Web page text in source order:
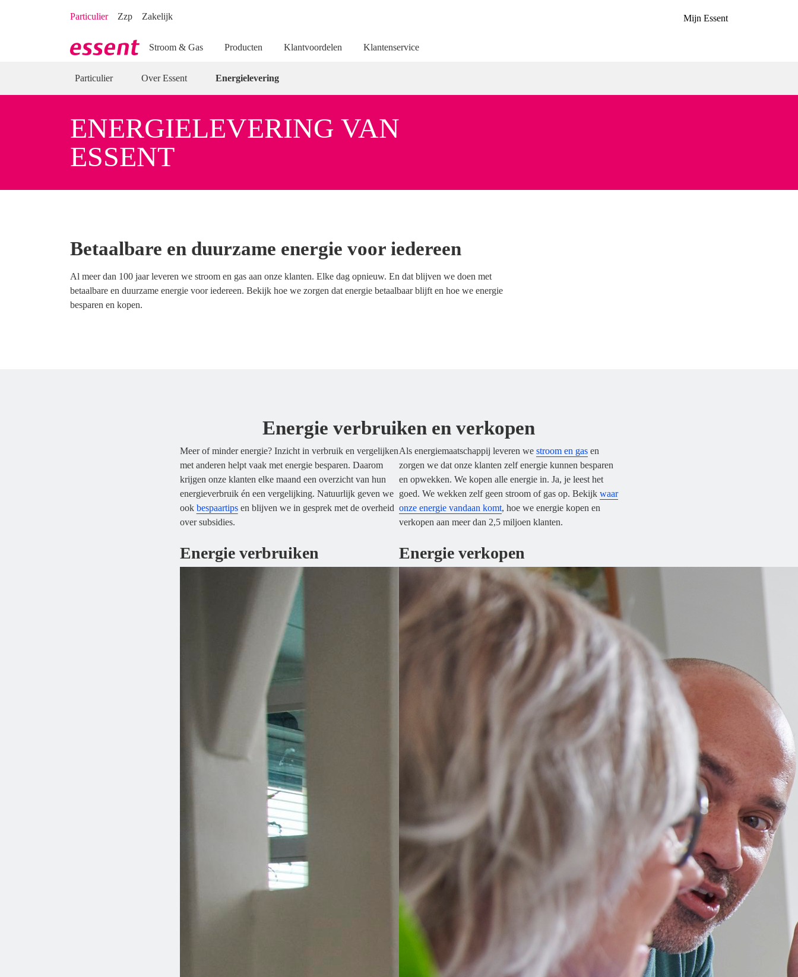
Direct naar hoofdinhoud
Direct naar inloggen
Particulier Zzp Zakelijk Mijn Essent
Stroom & Gas Producten Klantvoordelen Klantenservice
Particulier Over Essent Energielevering
ENERGIELEVERING VAN
ESSENT
Betaalbare en duurzame energie voor iedereen
Al meer dan 100 jaar leveren we stroom en gas aan onze klanten. Elke dag opnieuw. En dat blijven we doen met
betaalbare en duurzame energie voor iedereen. Bekijk hoe we zorgen dat energie betaalbaar blijft en hoe we energie
besparen en kopen.
Energie verbruiken en verkopen
Meer of minder energie? Inzicht in verbruik en vergelijken
met anderen helpt vaak met energie besparen. Daarom
krijgen onze klanten elke maand een overzicht van hun
energieverbruik én een vergelijking. Natuurlijk geven we
ook bespaartipsen blijven we in gesprek met de overheid
over subsidies.
Energie verbruiken
Als energiemaatschappij leveren we stroom en gas en
zorgen we dat onze klanten zelf energie kunnen besparen
en opwekken. We kopen alle energie in. Ja, je leest het
goed. We wekken zelf geen stroom of gas op. Bekijk waar
onze energie vandaan komt, hoe we energie kopen en
verkopen aan meer dan 2,5 miljoen klanten.
Energie verkopen